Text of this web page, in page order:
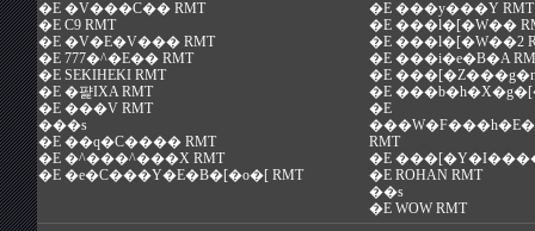
�E �V���C�� RMT
�E C9 RMT
�E �V�E�V��� RMT
�E 777�^�E�� RMT
�E SEKIHEKI RMT
�E �퍑IXA RMT
�E ���V RMT
���s
�E ��q�C���� RMT
�E �^���^���X RMT
�E �e�C���Y�E�B�[�o�[ RMT
�E ���y���Y RMT
�E ���l�[�W��
�E ���l�[�W��2
�E ���i�e�B�A
�E
�E
�E
RMT
�E
�E ROHAN RMT
��s
�E WOW RMT